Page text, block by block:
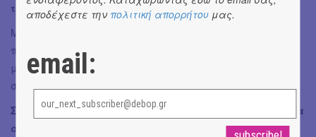
τρεις ευχές στο λυχνάρι τι θα ευχόσουν;
Μου αρκεί μία ευχή. Να έχω σωματική, ψυχική και
πνευματική υγεία. Νομίζω ότι αν είμαι καλά μέσα μου
μπορώ να είμαι καλά και με τους άλλους. Να δημιουργώ
σχέσεις ζωής σε όλα τα επίπεδα.
Σε ευχαριστούμε πολύ για την κουβέντα. Θα ήθελες να
αφιερώσεις στους αναγνώστες μας έναν στίχο/
αποδέχεστε την πολιτική απορρήτου μας.
email: